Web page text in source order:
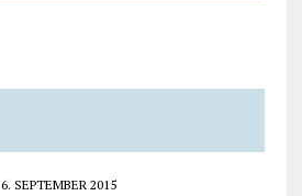
6. SEPTEMBER 2015